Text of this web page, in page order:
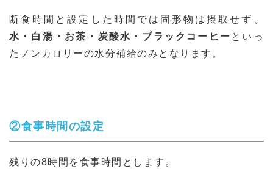
断食時間と設定した時間では固形物は摂取せず、
水・白湯・お茶・炭酸水・ブラックコーヒー といっ
たノンカロリーの水分補給のみとなります。
②食事時間の設定
残りの8時間を食事時間とします。